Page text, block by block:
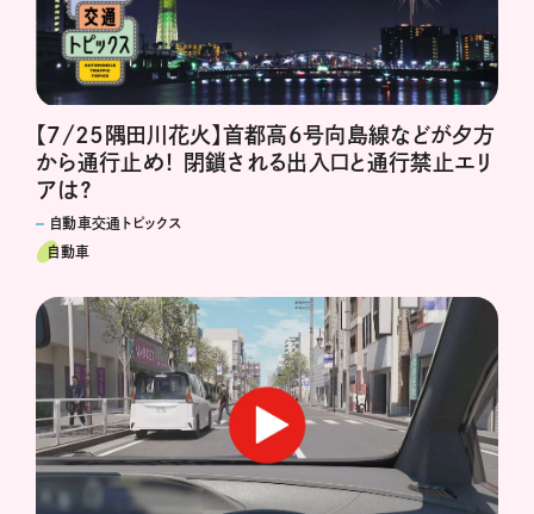
【7/25隅田川花火】首都高6号向島線などが夕方
から通行止め！ 閉鎖される出入口と通行禁止エリ
アは？
自動車交通トピックス
自動車